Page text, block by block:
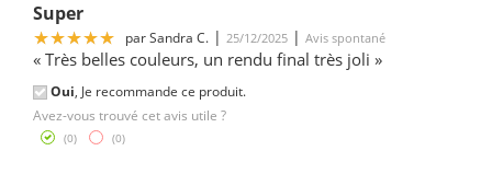
Super
parSandra C. | 25/12/2025 | Avis spontané
« Très belles couleurs, un rendu final très joli »
Oui, Je recommande ce produit.
Avez-vous trouvé cet avis utile ?
(0) (0)